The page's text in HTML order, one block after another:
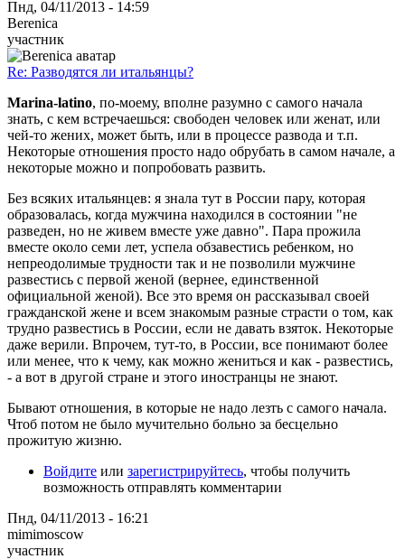
Пнд, 04/11/2013 - 14:59
Berenica
участник
Re: Разводятся ли итальянцы?
Marina-latino, по-моему, вполне разумно с самого начала
знать, с кем встречаешься: свободен человек или женат, или
чей-то жених, может быть, или в процессе развода и т.п.
Некоторые отношения просто надо обрубать в самом начале, а
некоторые можно и попробовать развить.
Без всяких итальянцев: я знала тут в России пару, которая
образовалась, когда мужчина находился в состоянии "не
разведен, но не живем вместе уже давно". Пара прожила
вместе около семи лет, успела обзавестись ребенком, но
непреодолимые трудности так и не позволили мужчине
развестись с первой женой (вернее, единственной
официальной женой). Все это время он рассказывал своей
гражданской жене и всем знакомым разные страсти о том, как
трудно развестись в России, если не давать взяток. Некоторые
даже верили. Впрочем, тут-то, в России, все понимают более
или менее, что к чему, как можно жениться и как - развестись,
- а вот в другой стране и этого иностранцы не знают.
Бывают отношения, в которые не надо лезть с самого начала.
Чтоб потом не было мучительно больно за бесцельно
прожитую жизню.
Войдите или зарегистрируйтесь, чтобы получить
возможность отправлять комментарии
Пнд, 04/11/2013 - 16:21
mimimoscow
участник